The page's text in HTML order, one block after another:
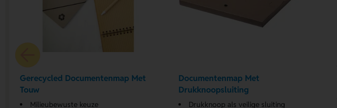
Gerecycled Documentenmap Met
Touw
Milieubewuste keuze
Documentenmap Met
Drukknoopsluiting
Drukknoop als veilige sluiting